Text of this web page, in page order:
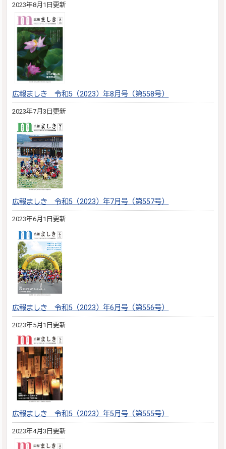
2023年8月1日更新
広報ましき 令和5（2023）年8月号（第558号）
2023年7月3日更新
広報ましき 令和5（2023）年7月号（第557号）
2023年6月1日更新
広報ましき 令和5（2023）年6月号（第556号）
2023年5月1日更新
広報ましき 令和5（2023）年5月号（第555号）
2023年4月3日更新